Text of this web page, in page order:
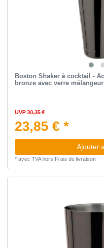
Boston Shaker à cocktail -
bronze avec verre
UVP 30,35 €
23,85 € *
Ajouter
* avec TVAhors Frais de livraison